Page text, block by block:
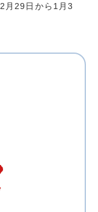
月29日から1月3